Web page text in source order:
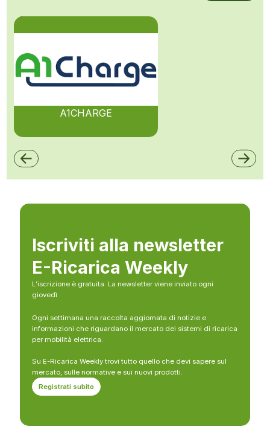
A1CHARGE
Iscriviti alla newsletter
E-Ricarica Weekly
L’iscrizione è gratuita. La newsletter viene inviato ogni
giovedì
Ogni settimana una raccolta aggiornata di notizie e
informazioni che riguardano il mercato dei sistemi di ricarica
per mobilità elettrica.
Su E-Ricarica Weekly trovi tutto quello che devi sapere sul
mercato, sulle normative e sui nuovi prodotti.
Registrati subito